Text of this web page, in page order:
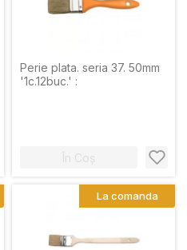
Perie plata. seria 37. 50mm
'1c.12buc.' :
În Coș
La comanda